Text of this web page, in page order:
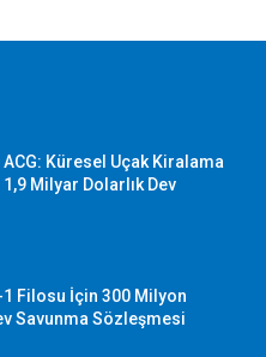
ACG: Küresel Uçak Kiralama
1,9 Milyar Dolarlık Dev
1 Filosu İçin 300 Milyon
Savunma Sözleşmesi